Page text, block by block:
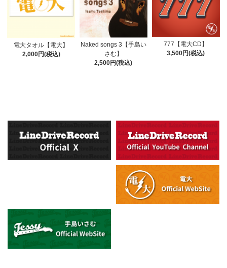
電大タオル【電大】
2,000円(税込)
Naked songs 3【手島い
さむ】
2,500円(税込)
777【電大CD】
3,500円(税込)